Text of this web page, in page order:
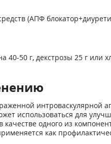
(АПФ
40-50 г, декстрозы 25 г
интроваскулярной
использоваться для
одного из
как